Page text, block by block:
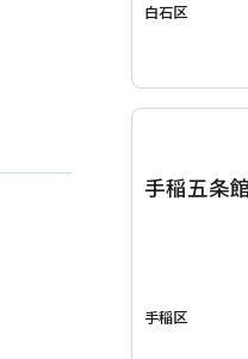
白石区
手稲五条
手稲区